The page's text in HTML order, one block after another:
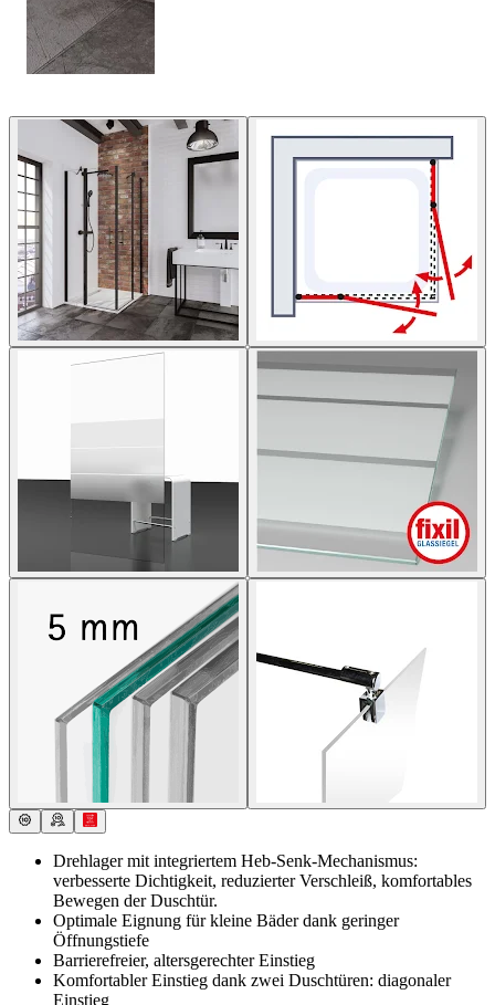
Drehlager mit integriertem Heb-Senk-Mechanismus:
verbesserte Dichtigkeit, reduzierter Verschleiß, komfortables
Bewegen der Duschtür.
Optimale Eignung für kleine Bäder dank geringer
Öffnungstiefe
Barrierefreier, altersgerechter Einstieg
Komfortabler Einstieg dank zwei Duschtüren: diagonaler
Einstieg